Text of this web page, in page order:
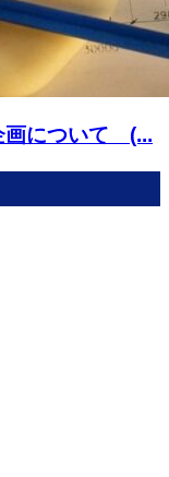
画について (...